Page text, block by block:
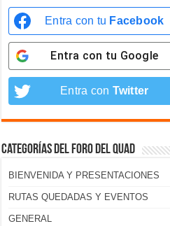
Entra con tu Facebook
Entra con tu Google
Entra con Twitter
Categorías del foro del Quad
BIENVENIDA Y PRESENTACIONES
RUTAS QUEDADAS Y EVENTOS
GENERAL